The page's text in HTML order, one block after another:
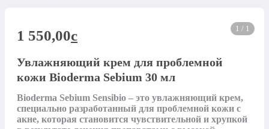
1 / 1
1 550,00c
Увлажняющий крем для проблемной
кожи Bioderma Sebium 30 мл
Bioderma Sebium Sensibio – это увлажняющий крем,
специально разработанный для проблемной кожи с
акне, которая становится чувствительной и хрупкой